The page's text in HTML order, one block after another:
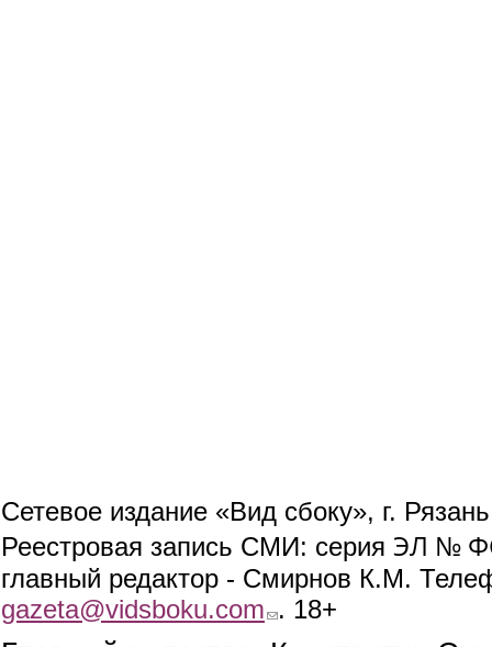
Сетевое издание «Вид сбоку», г.
Реестровая запись СМИ: серия ЭЛ №
главный редактор - Смирнов К.М.
gazeta@vidsboku.com (link sends e-mail)
. 18+